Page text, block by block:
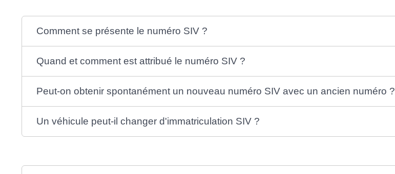
Comment se présente le numéro SIV ?
Quand et comment est attribué le numéro SIV ?
Peut-on obtenir spontanément un nouveau numéro SIV avec un ancien numéro ?
Un véhicule peut-il changer d'immatriculation SIV ?